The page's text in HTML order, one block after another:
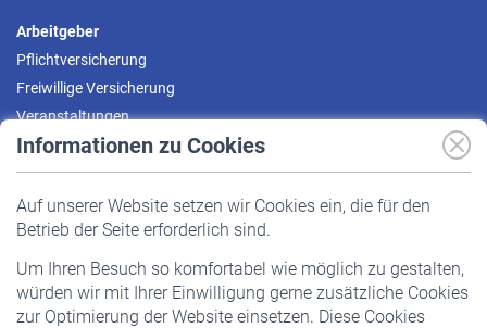
Informationen zu Cookies
Auf unserer Website setzen wir Cookies ein, die für den
Betrieb der Seite erforderlich sind.
Um Ihren Besuch so komfortabel wie möglich zu gestalten,
würden wir mit Ihrer Einwilligung gerne zusätzliche Cookies
zur Optimierung der Website einsetzen. Diese Cookies
Arbeitgeber
Pflichtversicherung
Freiwillige Versicherung
Veranstaltungen
Pflichtversicherung
Staatliche Förderung
Veranstaltungen